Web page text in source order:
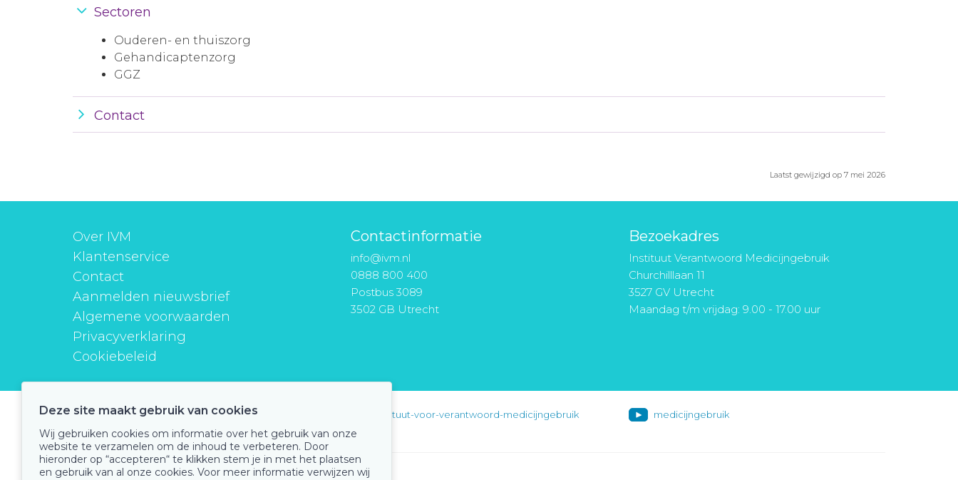
Sectoren
Ouderen- en thuiszorg
Gehandicaptenzorg
GGZ
Contact
Laatst gewijzigd op 7 mei 2026
Over IVM
Klantenservice
Contact
Aanmelden nieuwsbrief
Algemene voorwaarden
Privacyverklaring
Cookiebeleid
Contactinformatie
info@ivm.nl
0888 800 400
Postbus 3089
3502 GB Utrecht
Bezoekadres
Instituut Verantwoord Medicijngebruik
Churchilllaan 11
3527 GV Utrecht
Maandag t/m vrijdag: 9.00 - 17.00 uur
instituutverantwoordmedicijngebruik instituut-voor-verantwoord-medicijngebruik medicijngebruik
Deze site maakt gebruik van cookies
Wij gebruiken cookies om informatie over het gebruik van onze
website te verzamelen om de inhoud te verbeteren. Door
hieronder op “accepteren“ te klikken stem je in met het plaatsen
en gebruik van al onze cookies. Voor meer informatie verwijzen wij